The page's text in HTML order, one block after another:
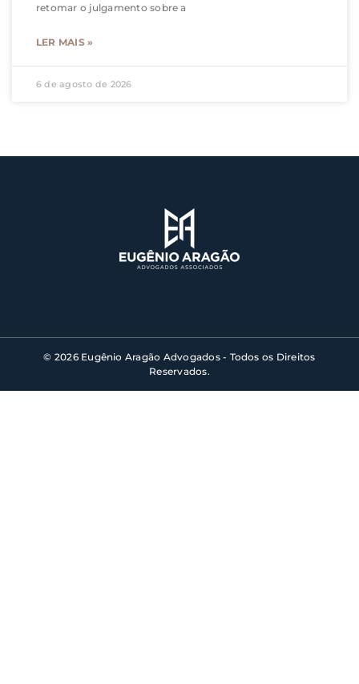
retomar o julgamento sobre a
LER MAIS »
6 de agosto de 2026
© 2026 Eugênio Aragão Advogados - Todos os Direitos
Reservados.